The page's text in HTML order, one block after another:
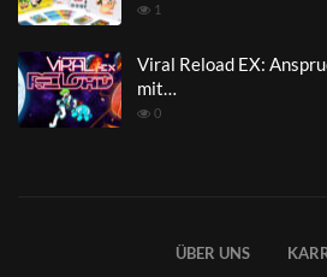
1
Viral Reload EX:
mit…
0
ÜBER UNS